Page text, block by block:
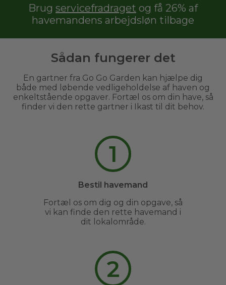
Brug servicefradraget og få 26% af
havemandens arbejdsløn tilbage
Sådan fungerer det
En gartner fra Go Go Garden kan hjælpe dig
både med løbende vedligeholdelse af haven og
enkeltstående opgaver. Fortæl os om din have, så
finder vi den rette gartner i Ikast til dit behov.
1
Bestil havemand
Fortæl os om dig og din opgave, så
vi kan finde den rette havemand i
dit lokalområde.
2